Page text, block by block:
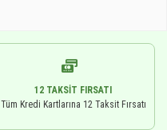
12 TAKSIT FIRSATI
Tüm Kredi Kartlarına 12 Taksit Fırsatı